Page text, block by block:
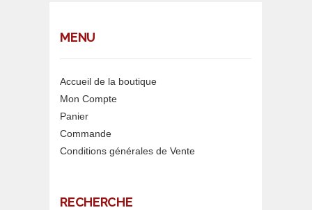
MENU
Accueil de la boutique
Mon Compte
Panier
Commande
Conditions générales de Vente
RECHERCHE